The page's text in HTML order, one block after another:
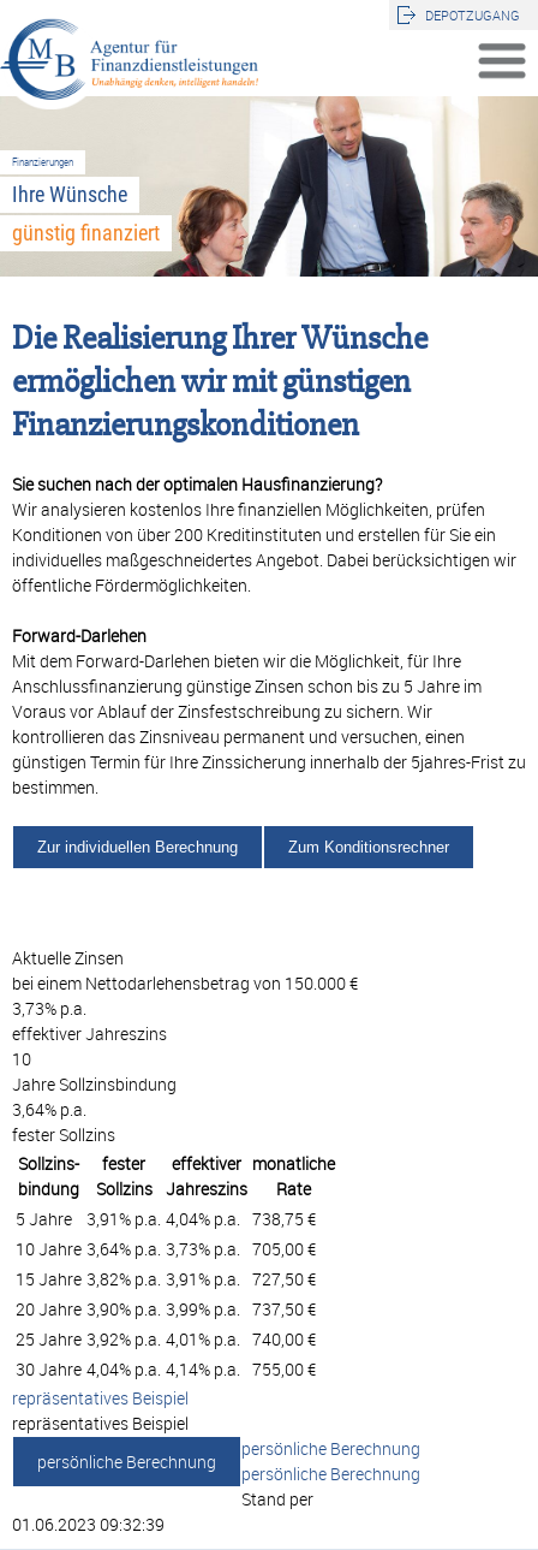
DEPOTZUGANG
Finanzierungen
Ihre Wünsche
günstig finanziert
Die Realisierung Ihrer Wünsche
ermöglichen wir mit günstigen
Finanzierungskonditionen
Sie suchen nach der optimalen Hausfinanzierung?
Wir analysieren kostenlos Ihre finanziellen Möglichkeiten, prüfen
Konditionen von über 200 Kreditinstituten und erstellen für Sie ein
individuelles maßgeschneidertes Angebot. Dabei berücksichtigen wir
öffentliche Fördermöglichkeiten.
Forward-Darlehen
Mit dem Forward-Darlehen bieten wir die Möglichkeit, für Ihre
Anschlussfinanzierung günstige Zinsen schon bis zu 5 Jahre im
Voraus vor Ablauf der Zinsfestschreibung zu sichern. Wir
kontrollieren das Zinsniveau permanent und versuchen, einen
günstigen Termin für Ihre Zinssicherung innerhalb der 5jahres-Frist zu
bestimmen.
Zur individuellen Berechnung Zum Konditionsrechner
Aktuelle Zinsen
bei einem Nettodarlehensbetrag von 150.000 €
3,73% p.a.
effektiver Jahreszins
10
Jahre Sollzinsbindung
3,64% p.a.
fester Sollzins
Sollzins-
bindung
fester
Sollzins
effektiver
Jahreszins
monatliche
Rate
5 Jahre
3,91% p.a. 4,04% p.a. 738,75 €
10 Jahre 3,64% p.a. 3,73% p.a. 705,00 €
15 Jahre 3,82% p.a. 3,91% p.a. 727,50 €
20 Jahre 3,90% p.a. 3,99% p.a. 737,50 €
25 Jahre 3,92% p.a. 4,01% p.a. 740,00 €
30 Jahre 4,04% p.a. 4,14% p.a. 755,00 €
repräsentatives Beispiel
repräsentatives Beispiel
persönliche Berechnung
persönliche Berechnung
persönliche Berechnung
Stand per
01.06.2023 09:32:39